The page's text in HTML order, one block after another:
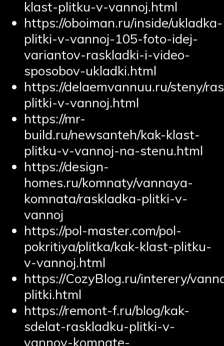
klast-plitku-v-vannoj.html
https://oboiman.ru/inside/ukladka-
plitki-v-vannoj-105-foto-idej-
variantov-raskladki-i-video-
sposobov-ukladki.html
https://delaemvannuu.ru/steny/
plitki-v-vannoj.html
https://mr-
build.ru/newsanteh/kak-klast-
plitku-v-vannoj-na-stenu.html
https://design-
homes.ru/komnaty/vannaya-
komnata/raskladka-plitki-v-
vannoj
https://pol-master.com/pol-
pokritiya/plitka/kak-klast-plitku-
v-vannoj.html
https://CozyBlog.ru/interery/
plitki.html
https://remont-f.ru/blog/kak-
sdelat-raskladku-plitki-v-
vannoy-komnate-